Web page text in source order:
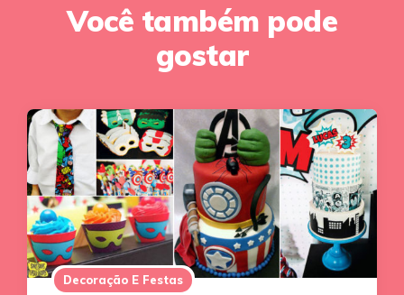
Você também pode
gostar
Decoração E Festas